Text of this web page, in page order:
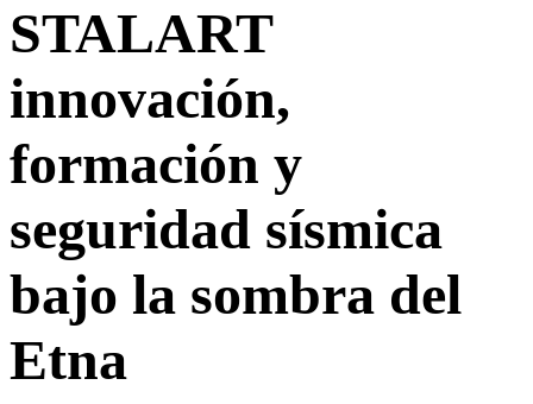
STALART
innovación,
formación y
seguridad sísmica
bajo la sombra del
Etna